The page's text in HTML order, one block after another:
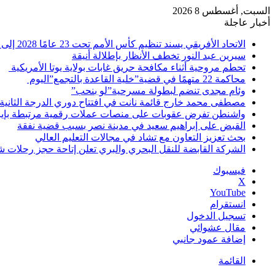
السبت, أغسطس 8 2026
أخبار عاجلة
الاتحاد الأفريقي يسند تنظيم كأس الأمم تحت 23 عامًا 2028 إلى مصر
سيرين عبد النور تخطف الأنظار بإطلالة أنيقة
تحطم مروحية أثناء مكافحة حريق غابات بولاية يوتا الأمريكية
محاكمة 22 متهمًا في قضية”خلية القاعدة بالتجمع”اليوم
وئام مجدى تنضم لبطولة مسرحية”لو بنحب”
مصطفى محمد خارج قائمة نانت في افتتاح دوري الدرجة
واشنطن تفرض عقوبات على منصات عملات رقمية مرتبطة
القبض على إبراهيم سعيد في مدينة نصر بسبب قضية نفقة
بحث تعزيز التعاون مع تشاد في مجالات التعليم العالي
الشركة القابضة للنقل البحري والبري تعلن إتاحة حجز
فيسبوك
‫X
‫YouTube
انستقرام
تسجيل الدخول
مقال عشوائي
إضافة عمود جانبي
القائمة